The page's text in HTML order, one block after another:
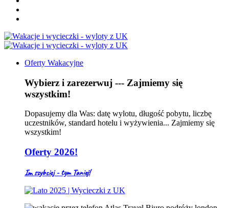
Oferty Wakacyjne
Wybierz i zarezerwuj --- Zajmiemy się
wszystkim!
Dopasujemy dla Was: datę wylotu, długość pobytu, liczbę
uczestników, standard hotelu i wyżywienia... Zajmiemy się
wszystkim!
Oferty 2026!
Im szybciej - tym Taniej!